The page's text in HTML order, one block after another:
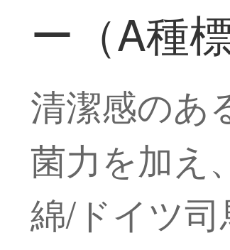
ー（A種
清潔感のあ
菌力を加え
綿/ドイツ